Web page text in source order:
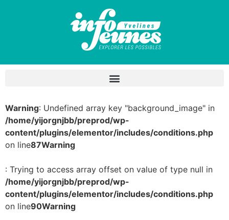
Warning: Undefined array key "background_image" in
/home/yijorgnjbb/preprod/wp-
content/plugins/elementor/includes/conditions.php
on line87Warning
: Trying to access array offset on value of type null in
/home/yijorgnjbb/preprod/wp-
content/plugins/elementor/includes/conditions.php
on line90Warning